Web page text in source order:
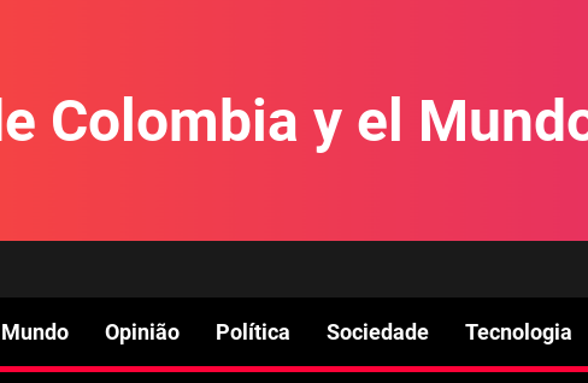
Colombia y el
Mundo Opinião Política Sociedade Tecnologia